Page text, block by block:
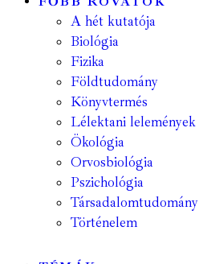
A hét kutatója
Biológia
Fizika
Földtudomány
Könyvtermés
Lélektani lelemények
Ökológia
Orvosbiológia
Pszichológia
Társadalomtudomány
Történelem